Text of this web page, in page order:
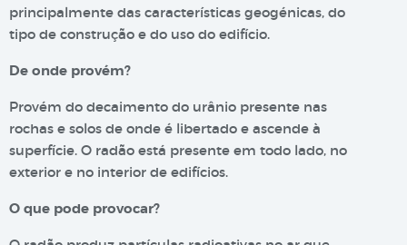
principalmente das características geogénicas, do
tipo de construção e do uso do edifício.
De onde provém?
Provém do decaimento do urânio presente nas
rochas e solos de onde é libertado e ascende à
superfície. O radão está presente em todo lado, no
exterior e no interior de edifícios.
O que pode provocar?